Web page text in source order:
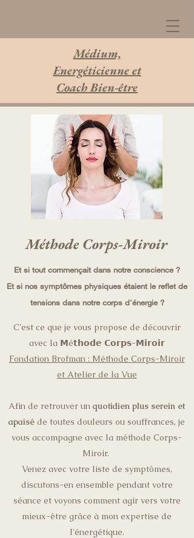
Médium,
Energéticienne et
Coach Bien-être
Méthode Corps-Miroir
Et si tout commençait dans notre conscience ?
Et si nos symptômes physiques étaient le reflet de
tensions dans notre corps d'énergie ?
C'est ce que je vous propose de découvrir
avec la 𝗠é𝘁𝗵𝗼𝗱𝗲 𝗖𝗼𝗿𝗽𝘀-𝗠𝗶𝗿𝗼𝗶𝗿
Fondation Brofman : Méthode Corps-Miroir
et Atelier de la Vue
Afin de retrouver un quotidien plus serein et
apaisé de toutes douleurs ou souffrances, je
vous accompagne avec la méthode Corps-
Miroir.
Venez avec votre liste de symptômes,
discutons-en ensemble pendant votre
séance et voyons comment agir vers votre
mieux-être grâce à mon expertise de
l'énergétique.